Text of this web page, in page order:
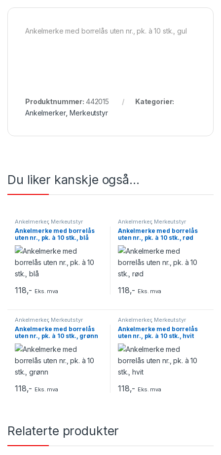
Ankelmerke med borrelås uten nr., pk. à 10 stk., gul
Produktnummer: 442015
Kategorier:
Ankelmerker,Merkeutstyr
Du liker kanskje også…
Ankelmerker, Merkeutstyr
Ankelmerke med borrelås
uten nr., pk. à 10 stk., blå
118,- Eks. mva
Ankelmerker, Merkeutstyr
Ankelmerke med borrelås
uten nr., pk. à 10 stk., rød
118,- Eks. mva
Ankelmerker, Merkeutstyr
Ankelmerke med borrelås
uten nr., pk. à 10 stk., grønn
118,- Eks. mva
Ankelmerker, Merkeutstyr
Ankelmerke med borrelås
uten nr., pk. à 10 stk., hvit
118,- Eks. mva
Relaterte produkter